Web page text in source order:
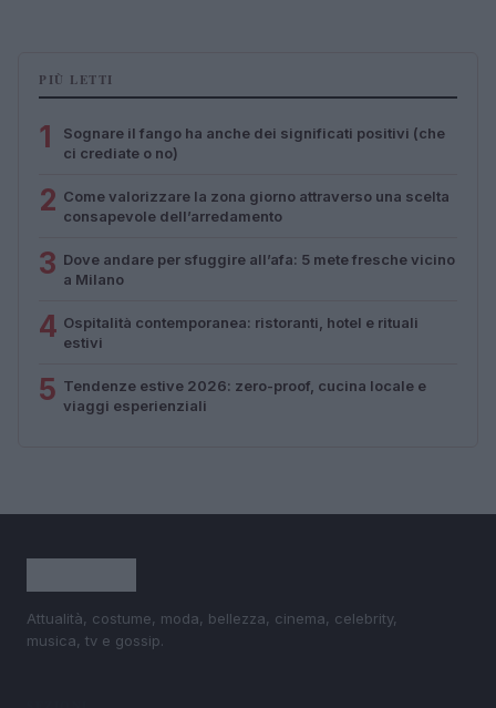
PIÙ LETTI
1
Sognare il fango ha anche dei significati positivi (che
ci crediate o no)
2 Come valorizzare la zona giorno attraverso una scelta
consapevole dell’arredamento
3 Dove andare per sfuggire all’afa: 5 mete fresche vicino
a Milano
4 Ospitalità contemporanea: ristoranti, hotel e rituali
estivi
5 Tendenze estive 2026: zero-proof, cucina locale e
viaggi esperienziali
Attualità, costume, moda, bellezza, cinema, celebrity,
musica, tv e gossip.